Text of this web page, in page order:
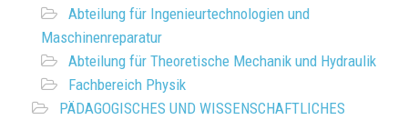
Abteilung für Ingenieurtechnologien und
Maschinenreparatur
Abteilung für Theoretische Mechanik und Hydraulik
Fachbereich Physik
PÄDAGOGISCHES UND WISSENSCHAFTLICHES